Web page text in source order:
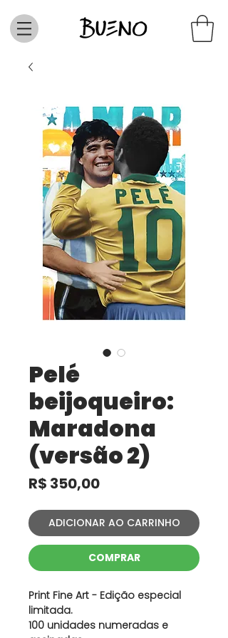
Pelé
beijoqueiro:
Maradona
(versão 2)
R$ 350,00Preço
ADICIONAR AO CARRINHO
COMPRAR
Print Fine Art - Edição especial
limitada.
100 unidades numeradas e